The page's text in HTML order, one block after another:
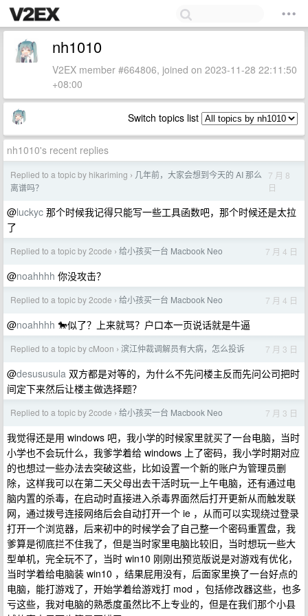
nh1010
V2EX member #664806, joined on 2023-11-28 22:11:50
+08:00
Switch topics list
nh1010's recent replies
Replied to a topic by hikariming › 几年前，大家会想到今天的 AI 那么
离谱吗？
7 月 8
日
@luckyc 那个时候我记得只能写一些工具函数吧，那个时候还是太拉
了
Replied to a topic by 2code › 给小孩买一台 Macbook Neo 7 月 4 日
@noahhhh 你没攻击？
Replied to a topic by 2code › 给小孩买一台 Macbook Neo 7 月 4 日
@noahhhh 🐎似了？上来就骂？户口本一页说话就是牛逼
Replied to a topic by cMoon › 滨江仲裁调解员有大病，怎么投诉 7 月 3 日
@desususula 双方都是对等的，为什么不先问楼主反而先问公司把时
间定下来然后让楼主做选择题？
Replied to a topic by 2code › 给小孩买一台 Macbook Neo 7 月 3 日
我觉得还是用 windows 吧，我小学的时候家里就买了一台电脑，当时
小学也不会玩什么，我爹学着给 windows 上了密码，我小学时期对应
的也想过一些办法去突破这些，比如设置一个新的账户为管理员删
除，这样我可以在第二天父母出去干活时玩一上午电脑，还有通过电
脑内置的杀毒，在启动时直接进入杀毒界面然后打开更新从而触发联
网，通过拨号连接网络后会自动打开一个 ie ，从而可以实现绕过登录
打开一个浏览器，后来初中的时候学会了自己整一个密码重置盘，我
爹算是彻底拦不住我了，但是当时家里电脑比较旧，当时想玩一些大
型单机，完全玩不了，当时 win10 刚刚出预览版说是对游戏有优化，
当时学着给电脑装 win10 ，结果屁用没有，后面家里换了一台好点的
电脑，能打游戏了，开始学着给游戏打 mod ，包括修改器这些，也多
亏这些，我对电脑的熟悉度虽然比不上专业的，但是在我们那个小县